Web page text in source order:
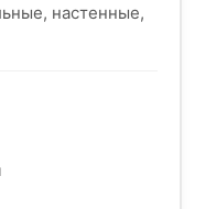
настенные,